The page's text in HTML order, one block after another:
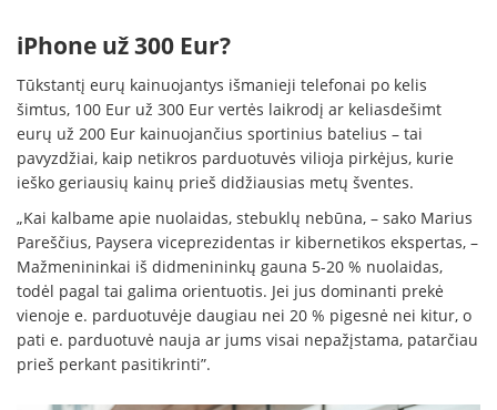
iPhone už 300 Eur?
Tūkstantį eurų kainuojantys išmanieji telefonai po kelis
šimtus, 100 Eur už 300 Eur vertės laikrodį ar keliasdešimt
eurų už 200 Eur kainuojančius sportinius batelius – tai
pavyzdžiai, kaip netikros parduotuvės vilioja pirkėjus, kurie
ieško geriausių kainų prieš didžiausias metų šventes.
„Kai kalbame apie nuolaidas, stebuklų nebūna, – sako Marius
Pareščius, Paysera viceprezidentas ir kibernetikos ekspertas, –
Mažmenininkai iš didmenininkų gauna 5-20 % nuolaidas,
todėl pagal tai galima orientuotis. Jei jus dominanti prekė
vienoje e. parduotuvėje daugiau nei 20 % pigesnė nei kitur, o
pati e. parduotuvė nauja ar jums visai nepažįstama, patarčiau
prieš perkant pasitikrinti”.